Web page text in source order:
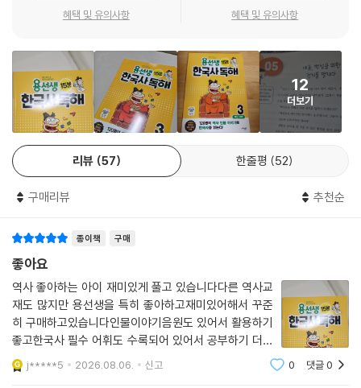
사』, 『용선생 교과서 한국사』, 『교양으로 읽는 용선생 세계사』 등을 출간하
련을 강화하며 한국사의 기초도 완성하는 『용선생 15분 한국사 독해』를 선
보입니다.
『용선생 15분 한국사 독해(개정판)』에서는 어린이들의 학습 능력을 좌우
하는 독해력과 어휘력을 키우는 동시에 한국사 관련 지식까지 자연스럽게
익힐 수 있는 교재입니다.
『용선생 15분 한국사 독해(개정판)』에서는 우리 역사의 정치, 경제, 사회,
기를 만날 수 있습니다. 초등 사회 교과서에 나오는 인물은 모두 담았고, 상
대적으로 주목 받지 못했지만 생각해 보아야 할 옛 인물도 다뤘습니다. 앞
으로 배울 초등 5학년 사회 교과서도 어렵지 않게 술술 읽어 나갈 수 있습
니다.
■ 역사 인물의 이야기로 비문학 독해가 쉬워집니다!
용선생의 설명과 함께 옛 인물들의 생각과 대사를 읽다 보면 마치 그 시대
속으로 들어간 것 같이 생생하게 상황을 이해할 수 있습니다. 아이들은 역
혜택 및 유의사항 혜택 및 유의사항
12
더보기
리뷰 57 한줄평 52
구매리뷰 추천순
종이책 구매
좋아요
역사 좋아하는 아이 재미있게 풀고 있습니다다른 역사교
재도 많지만 용선생을 특히 좋아하고재미있어해서 꾸준
히 구매하고있습니다인물이야기음원도 있어서 활용하기
좋고한국사 필수 어휘도 수록되어 있어서 공부하기 더더
욱 좋은 교재입니다
j*****5 2026.08.06. 신고 0 댓글0